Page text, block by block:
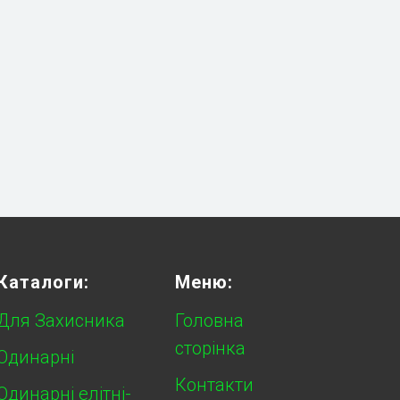
Захисника
елітні-
Меню:
Головна
сторінка
Контакти